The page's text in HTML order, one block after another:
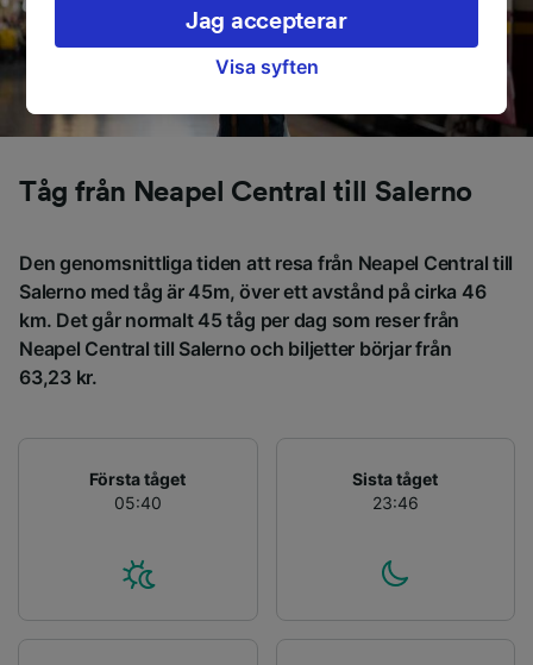
Tåg från Neapel Central till Salerno
Den genomsnittliga tiden att resa från Neapel Central till
Salerno med tåg är 45m, över ett avstånd på cirka 46
km. Det går normalt 45 tåg per dag som reser från
Neapel Central till Salerno och biljetter börjar från
63,23 kr.
Första tåget
05:40
Sista tåget
23:46
för dataskyddspolicy. Dessa val kommer att
signaleras till våra partners och påverkar inte
att användas för spårningsändamål om du har
Vi och våra partners behandlar data för att
Använda exakta uppgifter om geografisk
positionering. Aktivt läsa av enhetens
egenskaper för identifieringsändamål. Lagra
och/eller få åtkomst till information på en
enhet. Personanpassad reklam och innehåll,
reklam- och innehållsmätning, forskning
angående målgrupp och tjänsteutveckling.
Lista över partner (leverantörer)
Visa syften
Jag accepterar